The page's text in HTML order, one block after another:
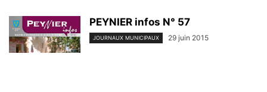
PEYNIER infos N° 57
JOURNAUX MUNICIPAUX 29 juin 2015